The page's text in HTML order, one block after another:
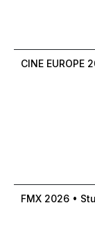
CINE EUROPE
FMX 2026 •